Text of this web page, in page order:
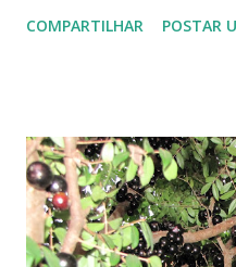
semanas depois, ela
secas. Vejam: a primeira
verde. A outra, apesar de
a terra, também enraizou,
brancas. Isto mostra o
COMPARTILHAR POSTAR